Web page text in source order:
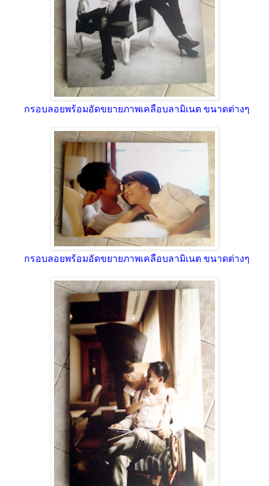
กรอบลอยพร้อมอัดขยายภาพเคลือบลามิเนต ขนาดต่างๆ
กรอบลอยพร้อมอัดขยายภาพเคลือบลามิเนต ขนาดต่างๆ